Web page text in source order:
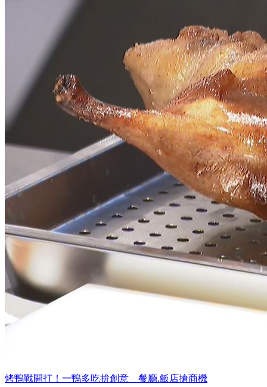
烤鴨戰開打！一鴨多吃拚創意 餐廳.飯店搶商機